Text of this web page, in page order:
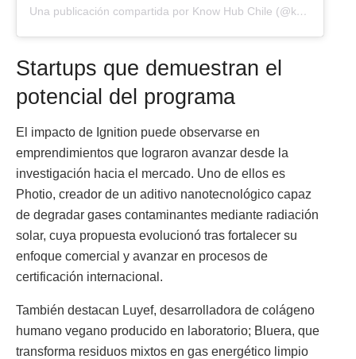
Una publicación compartida por Know Hub Chile (@knowhubchile)
Startups que demuestran el
potencial del programa
El impacto de Ignition puede observarse en
emprendimientos que lograron avanzar desde la
investigación hacia el mercado. Uno de ellos es
Photio, creador de un aditivo nanotecnológico capaz
de degradar gases contaminantes mediante radiación
solar, cuya propuesta evolucionó tras fortalecer su
enfoque comercial y avanzar en procesos de
certificación internacional.
También destacan Luyef, desarrolladora de colágeno
humano vegano producido en laboratorio; Bluera, que
transforma residuos mixtos en gas energético limpio